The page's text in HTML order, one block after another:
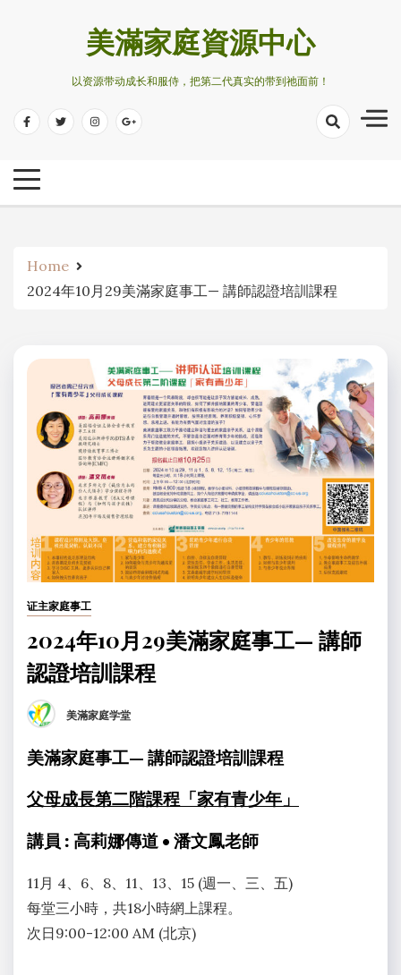
美滿家庭資源中心
以资源带动成长和服侍，把第二代真实的带到祂面前！
Home
2024年10月29美滿家庭事工— 講師認證培訓課程
证主家庭事工
2024年10月29美滿家庭事工— 講師
認證培訓課程
美滿家庭学堂
年
月
19
Comments
美滿家庭事工— 講師認證培訓課程
父母成長第二階課程「家有青少年」
講員 : 高莉娜傳道 • 潘文鳳老師
11月 4、6、8、11、13、15 (週一、三、五)
每堂三小時，共18小時網上課程。
次日9:00-12:00 AM (北京)